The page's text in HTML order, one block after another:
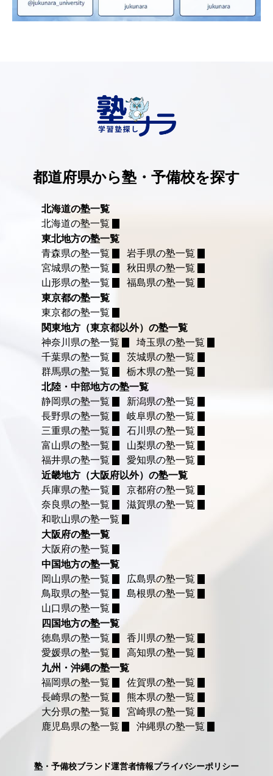
都道府県から塾・予備校を探す
北海道の塾一覧
北海道の塾一覧
東北地方の塾一覧
青森県の塾一覧
岩手県の塾一覧
宮城県の塾一覧
秋田県の塾一覧
山形県の塾一覧
福島県の塾一覧
東京都の塾一覧
東京都の塾一覧
関東地方（東京都以外）の塾一覧
神奈川県の塾一覧
埼玉県の塾一覧
千葉県の塾一覧
茨城県の塾一覧
群馬県の塾一覧
栃木県の塾一覧
北陸・中部地方の塾一覧
静岡県の塾一覧
新潟県の塾一覧
長野県の塾一覧
岐阜県の塾一覧
三重県の塾一覧
石川県の塾一覧
富山県の塾一覧
山梨県の塾一覧
福井県の塾一覧
愛知県の塾一覧
近畿地方（大阪府以外）の塾一覧
兵庫県の塾一覧
京都府の塾一覧
奈良県の塾一覧
滋賀県の塾一覧
和歌山県の塾一覧
大阪府の塾一覧
大阪府の塾一覧
中国地方の塾一覧
岡山県の塾一覧
広島県の塾一覧
鳥取県の塾一覧
島根県の塾一覧
山口県の塾一覧
四国地方の塾一覧
徳島県の塾一覧
香川県の塾一覧
愛媛県の塾一覧
高知県の塾一覧
九州・沖縄の塾一覧
福岡県の塾一覧
佐賀県の塾一覧
長崎県の塾一覧
熊本県の塾一覧
大分県の塾一覧
宮崎県の塾一覧
鹿児島県の塾一覧
沖縄県の塾一覧
塾・予備校ブランド運営者情報プライバシーポリシー